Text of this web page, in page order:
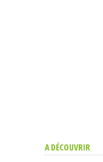
A DÉCOUVRIR